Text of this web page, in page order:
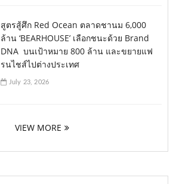
สูตรสู้ศึก Red Ocean ตลาดชานม 6,000
ล้าน ‘BEARHOUSE’ เลือกชนะด้วย Brand
DNA บนเป้าหมาย 800 ล้าน และขยายแฟ
รนไชส์ไปต่างประเทศ
July 23, 2026
VIEW MORE